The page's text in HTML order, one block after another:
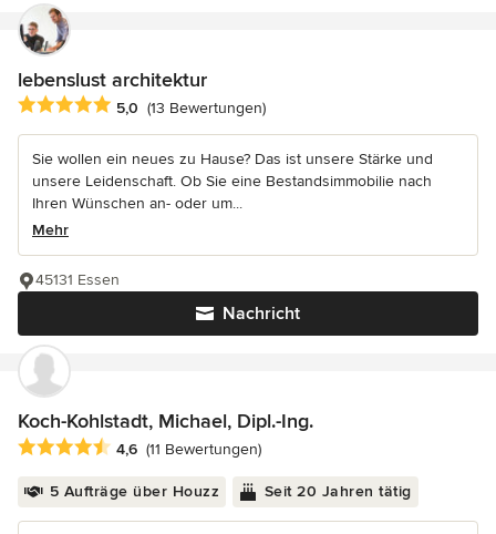
lebenslust architektur
Durchschnittliche Bewertung: 5 von 5 Sternen
5,0 (13 Bewertungen)
Sie wollen ein neues zu Hause? Das ist unsere Stärke und
unsere Leidenschaft. Ob Sie eine Bestandsimmobilie nach
Ihren Wünschen an- oder um...
Mehr
Nachricht
45131 Essen
Koch-Kohlstadt, Michael, Dipl.-Ing.
Durchschnittliche Bewertung: 4.6 von 5 Sternen
4,6 (11 Bewertungen)
5 Aufträge über Houzz Seit 20 Jahren tätig